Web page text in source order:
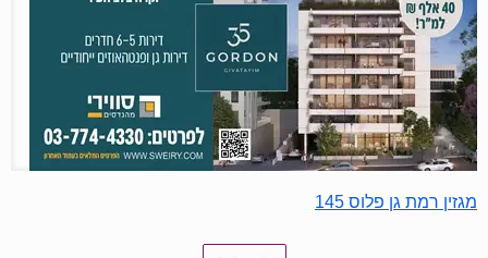
מגזין רמת גן פלוס 145